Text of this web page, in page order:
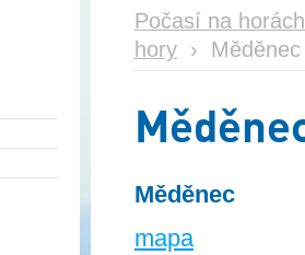
Počasí na horách
hory › Měděnec
Měděnec
mapa